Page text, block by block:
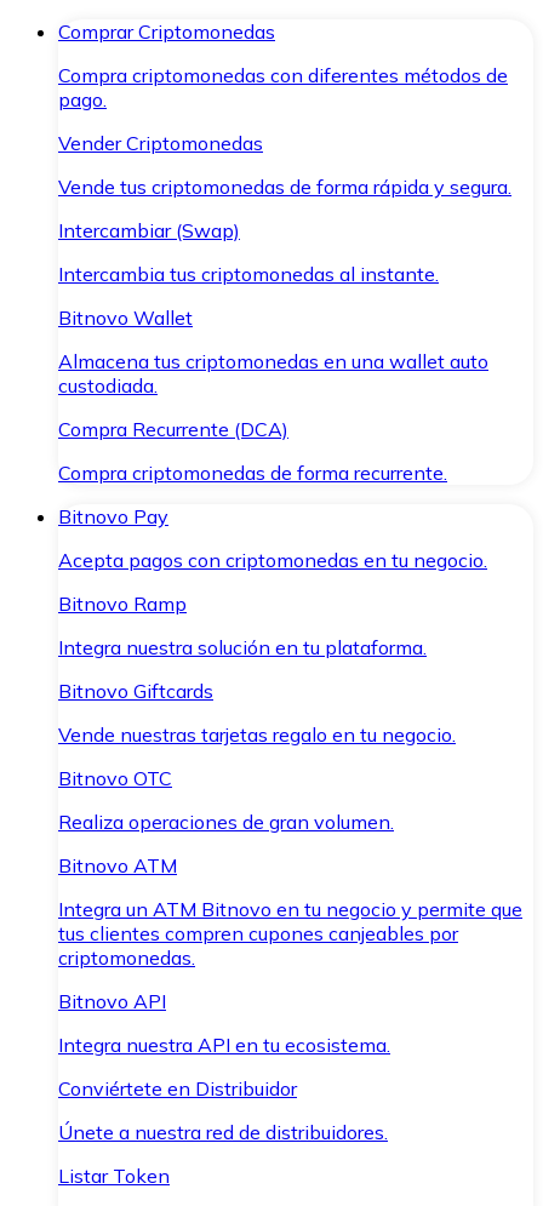
Comprar Criptomonedas
Compra criptomonedas con diferentes métodos de
pago.
Vender Criptomonedas
Vende tus criptomonedas de forma rápida y segura.
Intercambiar (Swap)
Intercambia tus criptomonedas al instante.
Bitnovo Wallet
Almacena tus criptomonedas en una wallet auto
custodiada.
Compra Recurrente (DCA)
Compra criptomonedas de forma recurrente.
Bitnovo Pay
Acepta pagos con criptomonedas en tu negocio.
Bitnovo Ramp
Integra nuestra solución en tu plataforma.
Bitnovo Giftcards
Vende nuestras tarjetas regalo en tu negocio.
Bitnovo OTC
Realiza operaciones de gran volumen.
Bitnovo ATM
Integra un ATM Bitnovo en tu negocio y permite que
tus clientes compren cupones canjeables por
criptomonedas.
Bitnovo API
Integra nuestra API en tu ecosistema.
Conviértete en Distribuidor
Únete a nuestra red de distribuidores.
Listar Token